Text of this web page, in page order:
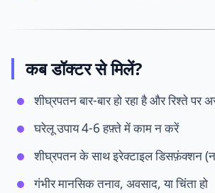
कब डॉक्टर से मिलें?
शीघ्रपतन बार-बार हो रहा है और रिश्ते पर
घरेलू उपाय 4-6 हफ़्ते में काम न करें
शीघ्रपतन के साथ इरेक्टाइल डिसफ़ंक्शन
गंभीर मानसिक तनाव, अवसाद, या चिंता हो